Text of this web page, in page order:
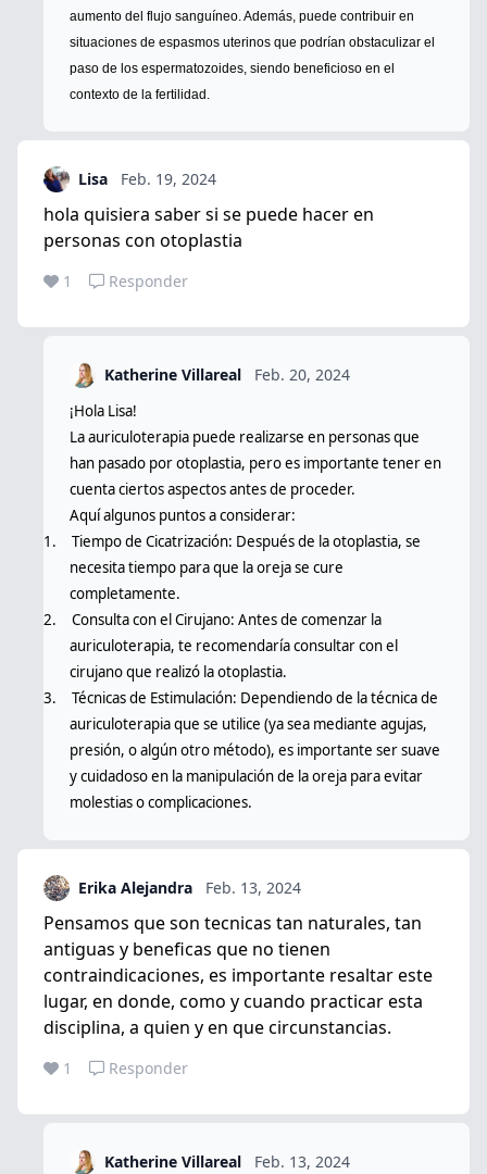
aumento del flujo sanguíneo. Además, puede contribuir en
situaciones de espasmos uterinos que podrían obstaculizar el
paso de los espermatozoides, siendo beneficioso en el
contexto de la fertilidad.
Lisa Feb. 19, 2024
hola quisiera saber si se puede hacer en
personas con otoplastia
1 Responder
Katherine Villareal Feb. 20, 2024
¡Hola Lisa!
La auriculoterapia puede realizarse en personas que
han pasado por otoplastia, pero es importante tener en
cuenta ciertos aspectos antes de proceder.
Aquí algunos puntos a considerar:
1.
Tiempo de Cicatrización: Después de la otoplastia, se
necesita tiempo para que la oreja se cure
completamente.
2.
Consulta con el Cirujano: Antes de comenzar la
auriculoterapia, te recomendaría consultar con el
cirujano que realizó la otoplastia.
3.
Técnicas de Estimulación: Dependiendo de la técnica de
auriculoterapia que se utilice (ya sea mediante agujas,
presión, o algún otro método), es importante ser suave
y cuidadoso en la manipulación de la oreja para evitar
molestias o complicaciones.
Erika Alejandra Feb. 13, 2024
Pensamos que son tecnicas tan naturales, tan
antiguas y beneficas que no tienen
contraindicaciones, es importante resaltar este
lugar, en donde, como y cuando practicar esta
disciplina, a quien y en que circunstancias.
1 Responder
Katherine Villareal Feb. 13, 2024